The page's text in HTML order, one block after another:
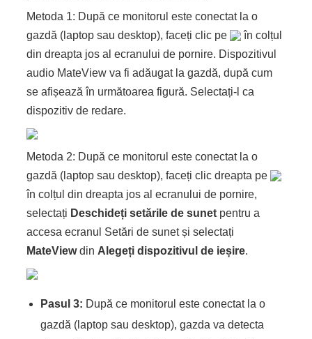
Metoda 1: După ce monitorul este conectat la o
gazdă (laptop sau desktop), faceți clic pe
în colțul
din dreapta jos al ecranului de pornire. Dispozitivul
audio MateView va fi adăugat la gazdă, după cum
se afișează în următoarea figură. Selectați-l ca
dispozitiv de redare.
Metoda 2: După ce monitorul este conectat la o
gazdă (laptop sau desktop), faceți clic dreapta pe
în colțul din dreapta jos al ecranului de pornire,
selectați Deschideți setările de sunet pentru a
accesa ecranul Setări de sunet și selectați
MateViewdin Alegeți dispozitivul de ieșire.
Pasul 3: După ce monitorul este conectat la o
gazdă (laptop sau desktop), gazda va detecta